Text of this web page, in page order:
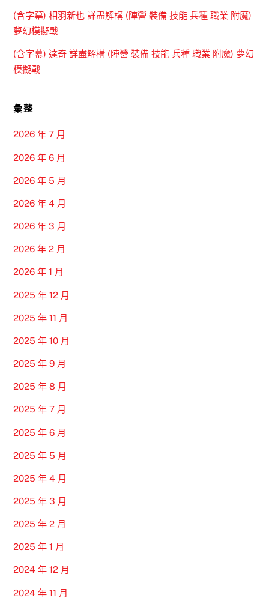
(含字幕) 相羽新也 詳盡解構 (陣營 裝備 技能 兵種 職業 附魔)
夢幻模擬戰
(含字幕) 達奇 詳盡解構 (陣營 裝備 技能 兵種 職業 附魔) 夢幻
模擬戰
彙整
2026 年 7 月
2026 年 6 月
2026 年 5 月
2026 年 4 月
2026 年 3 月
2026 年 2 月
2026 年 1 月
2025 年 12 月
2025 年 11 月
2025 年 10 月
2025 年 9 月
2025 年 8 月
2025 年 7 月
2025 年 6 月
2025 年 5 月
2025 年 4 月
2025 年 3 月
2025 年 2 月
2025 年 1 月
2024 年 12 月
2024 年 11 月